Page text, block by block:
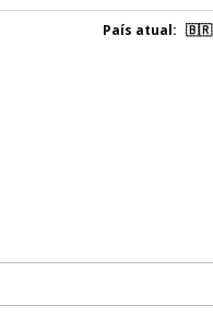
País atual: 🇧🇷